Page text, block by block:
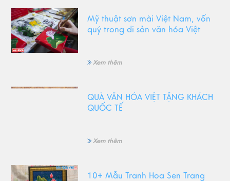
Mỹ thuật sơn mài Việt Nam, vốn
quý trong di sản văn hóa Việt
Xem thêm
QUÀ VĂN HÓA VIỆT TẶNG KHÁCH
QUỐC TẾ
Xem thêm
10+ Mẫu Tranh Hoa Sen Trang